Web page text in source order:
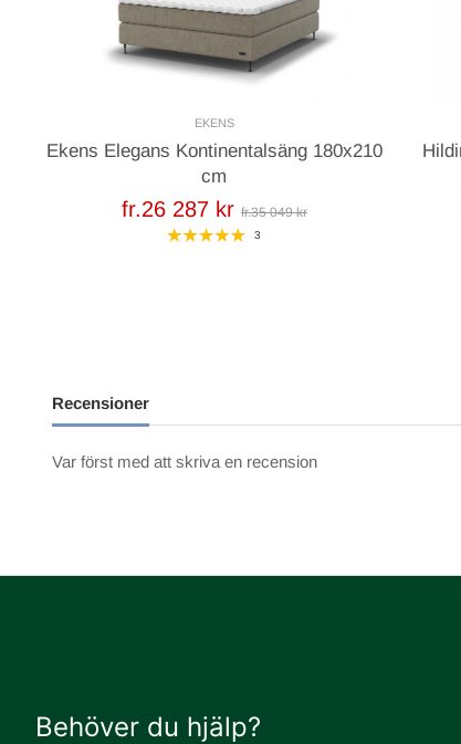
EKENS
Ekens Elegans Kontinentalsäng 180x210
cm
fr.26 287 kr fr.35 049 kr
3
Recensioner
Var först med att skriva en recension
Behöver du hjälp?